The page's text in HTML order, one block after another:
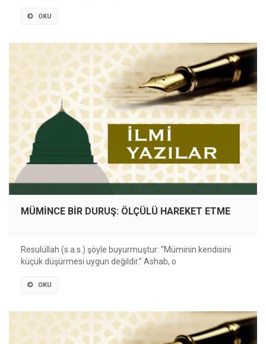
OKU
MÜMİNCE BİR DURUŞ: ÖLÇÜLÜ HAREKET ETME
Resulüllah (s.a.s.) şöyle buyurmuştur: “Müminin kendisini
küçük düşürmesi uygun değildir.” Ashab, o
OKU